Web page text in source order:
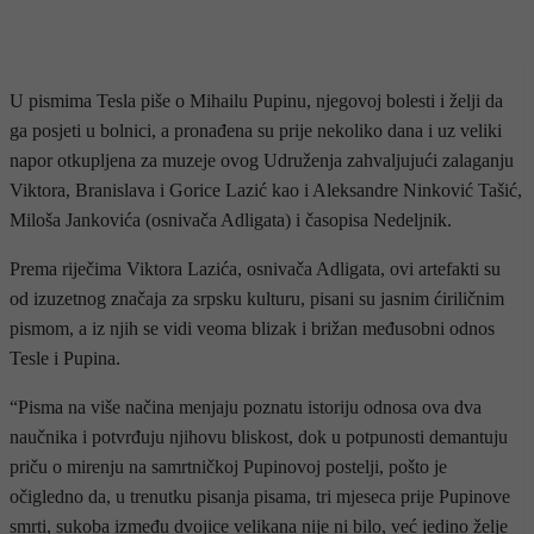
U pismima Tesla piše o Mihailu Pupinu, njegovoj bolesti i želji da
ga posjeti u bolnici, a pronađena su prije nekoliko dana i uz veliki
napor otkupljena za muzeje ovog Udruženja zahvaljujući zalaganju
Viktora, Branislava i Gorice Lazić kao i Aleksandre Ninković Tašić,
Miloša Jankovića (osnivača Adligata) i časopisa Nedeljnik.
Prema riječima Viktora Lazića, osnivača Adligata, ovi artefakti su
od izuzetnog značaja za srpsku kulturu, pisani su jasnim ćiriličnim
pismom, a iz njih se vidi veoma blizak i brižan međusobni odnos
Tesle i Pupina.
“Pisma na više načina menjaju poznatu istoriju odnosa ova dva
naučnika i potvrđuju njihovu bliskost, dok u potpunosti demantuju
priču o mirenju na samrtničkoj Pupinovoj postelji, pošto je
očigledno da, u trenutku pisanja pisama, tri mjeseca prije Pupinove
smrti, sukoba između dvojice velikana nije ni bilo, već jedino želje